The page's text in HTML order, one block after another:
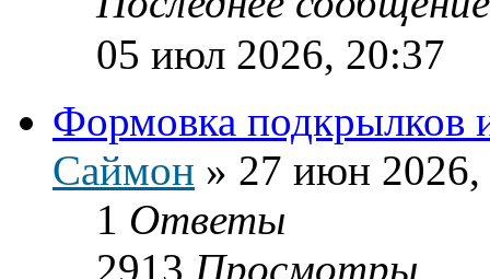
05 июл 2026, 20:37
Формовка
Саймон » 27 июн 2026,
1 Ответы
2913 Просмотры